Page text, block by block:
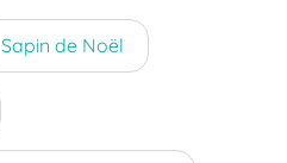
Sapin de Noël